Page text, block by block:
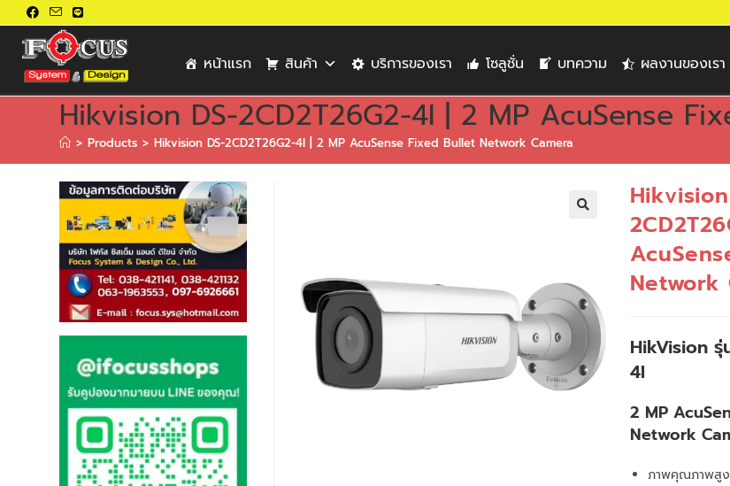
หน้าแรก สินค้า บริการของเรา โซลูชั่น บทความ ผลงานของเรา
Hikvision DS-2CD2T26G2-4I | 2 MP AcuSense
> Products > Hikvision DS-2CD2T26G2-4I | 2 MP AcuSense Fixed Bullet Network Camera
Network
HikVision รุ่
4I
2 MP
Network
ภาพคุณภาพสูง